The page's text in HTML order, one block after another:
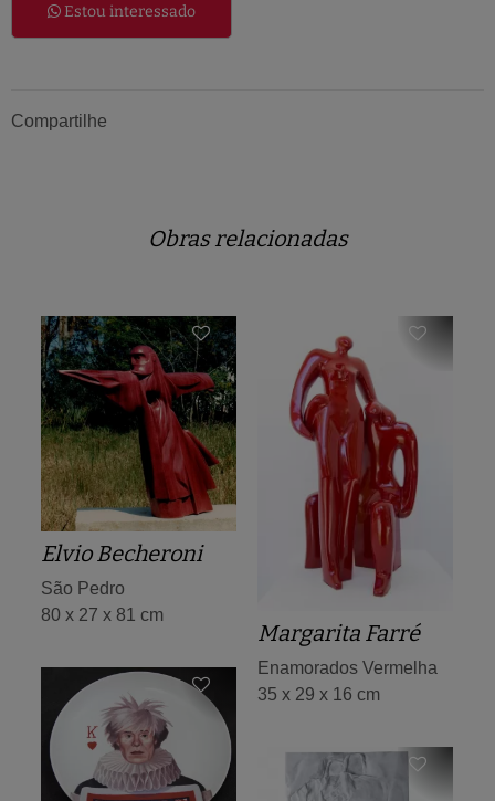
Estou interessado
Compartilhe
Obras relacionadas
Elvio Becheroni
São Pedro
80 x 27 x 81 cm
Margarita Farré
Enamorados Vermelha
35 x 29 x 16 cm